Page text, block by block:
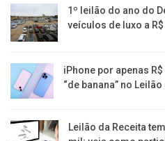
1º leilão do ano do
veículos de luxo a R$
iPhone por apenas
“de banana” no
Leilão da Receita